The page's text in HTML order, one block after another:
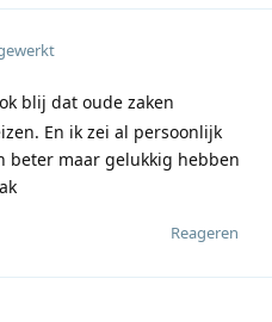
blij dat oude zaken
En ik zei al persoonlijk
beter maar gelukkig hebben
Reageren